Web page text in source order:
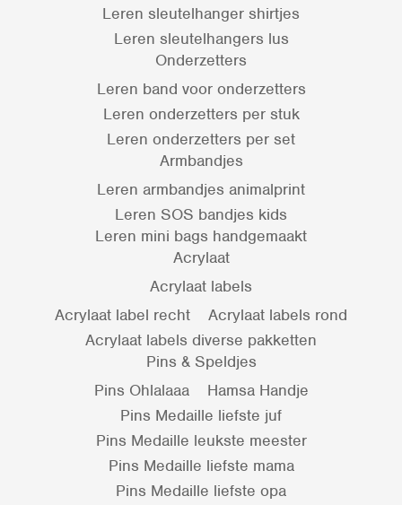
Leren sleutelhanger shirtjes
Leren sleutelhangers lus
Onderzetters
Leren band voor onderzetters
Leren onderzetters per stuk
Leren onderzetters per set
Armbandjes
Leren armbandjes animalprint
Leren SOS bandjes kids
Leren mini bags handgemaakt
Acrylaat
Acrylaat labels
Acrylaat label recht
Acrylaat labels rond
Acrylaat labels diverse pakketten
Pins & Speldjes
Pins Ohlalaaa
Hamsa Handje
Pins Medaille liefste juf
Pins Medaille leukste meester
Pins Medaille liefste mama
Pins Medaille liefste opa